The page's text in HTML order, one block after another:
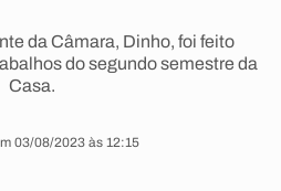
da Câmara, Dinho, foi feito
do segundo semestre da
Casa.
03/08/2023 às 12:15